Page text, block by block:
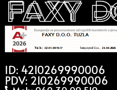
ID: 4210269990006
PDV: 210269990006